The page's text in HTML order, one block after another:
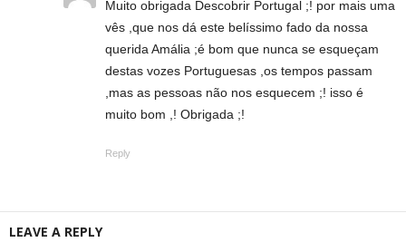
Muito obrigada Descobrir Portugal ;! por mais uma
vês ,que nos dá este belíssimo fado da nossa
querida Amália ;é bom que nunca se esqueçam
destas vozes Portuguesas ,os tempos passam
,mas as pessoas não nos esquecem ;! isso é
muito bom ,! Obrigada ;!
Reply
LEAVE A REPLY